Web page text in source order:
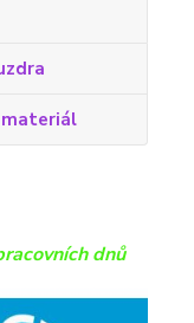
materiál
dnů